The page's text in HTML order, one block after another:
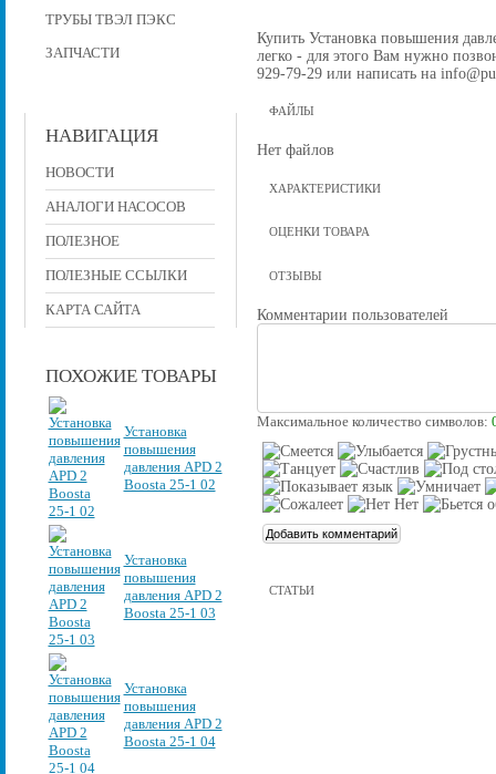
ТРУБЫ ТВЭЛ ПЭКС
ЗАПЧАСТИ
НАВИГАЦИЯ
НОВОСТИ
АНАЛОГИ НАСОСОВ
ПОЛЕЗНОЕ
ПОЛЕЗНЫЕ ССЫЛКИ
КАРТА САЙТА
ПОХОЖИЕ ТОВАРЫ
Установка
повышения
давления APD 2
Boosta 25-1 02
Установка
повышения
давления APD 2
Boosta 25-1 03
Установка
повышения
давления APD 2
Boosta 25-1 04
Купить Установка повышения
легко - для этого Вам нужно
929-79-29 или написать на
ФАЙЛЫ
Нет файлов
ХАРАКТЕРИСТИКИ
ОЦЕНКИ ТОВАРА
ОТЗЫВЫ
Комментарии пользователей
Максимальное количество символов:
СТАТЬИ